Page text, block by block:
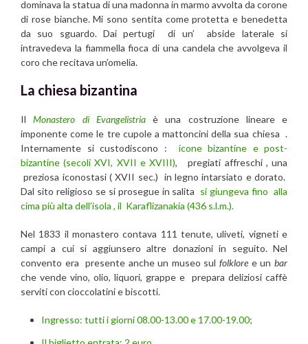
dominava la statua di una madonna in marmo avvolta da corone
di rose bianche. Mi sono sentita come protetta e benedetta
da suo sguardo. Dai pertugi di un’ abside laterale si
intravedeva la fiammella fioca di una candela che avvolgeva il
coro che recitava un’omelia.
La chiesa bizantina
IlMonastero di Evangelistriaè una costruzione lineare e
imponente come le tre cupole a mattoncini della sua chiesa .
Internamente si custodiscono : icone bizantine e post-
bizantine (secoli XVI, XVII e XVIII), pregiati affreschi , una
preziosa iconostasi ( XVII sec.) in legno intarsiato e dorato.
Dal sito religioso se si prosegue in salita si giungeva fino alla
cima più alta dell’isola , il Karaflizanakia (436 s.l.m.).
Nel 1833 il monastero contava 111 tenute, uliveti, vigneti e
campi a cui si aggiunsero altre donazioni in seguito. Nel
convento era presente anche un museo sulfolklore e unbar
che vende vino, olio, liquori, grappe e prepara deliziosi caffè
serviti con cioccolatini e biscotti.
Ingresso: tutti i giorni 08.00-13.00 e 17.00-19.00;